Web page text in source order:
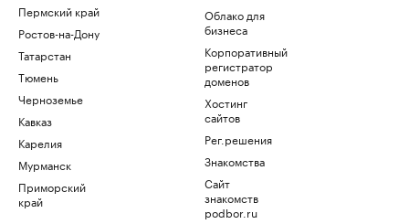
Пермский край
Ростов-на-Дону
Татарстан
Тюмень
Черноземье
Кавказ
Карелия
Мурманск
Приморский
край
Облако для
бизнеса
Корпоративный
регистратор
доменов
Хостинг
сайтов
Рег.решения
Знакомства
Сайт
знакомств
podbor.ru